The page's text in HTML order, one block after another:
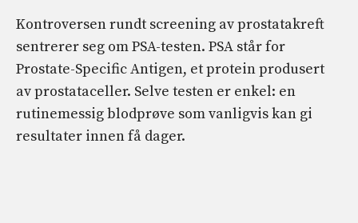
Kontroversen rundt screening av prostatakreft
sentrerer seg om PSA-testen. PSA står for
Prostate-Specific Antigen, et protein produsert
av prostataceller. Selve testen er enkel: en
rutinemessig blodprøve som vanligvis kan gi
resultater innen få dager.